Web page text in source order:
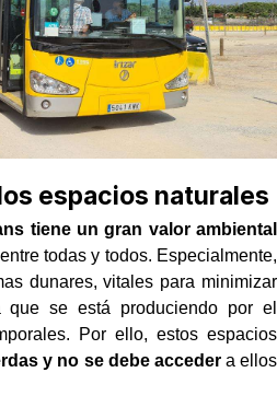
espacios naturales
tiene un gran valor ambiental
todas y todos. Especialmente,
dunares, vitales para minimizar
se está produciendo por el
Por ello, estos espacios
y no se debe accedera ellos